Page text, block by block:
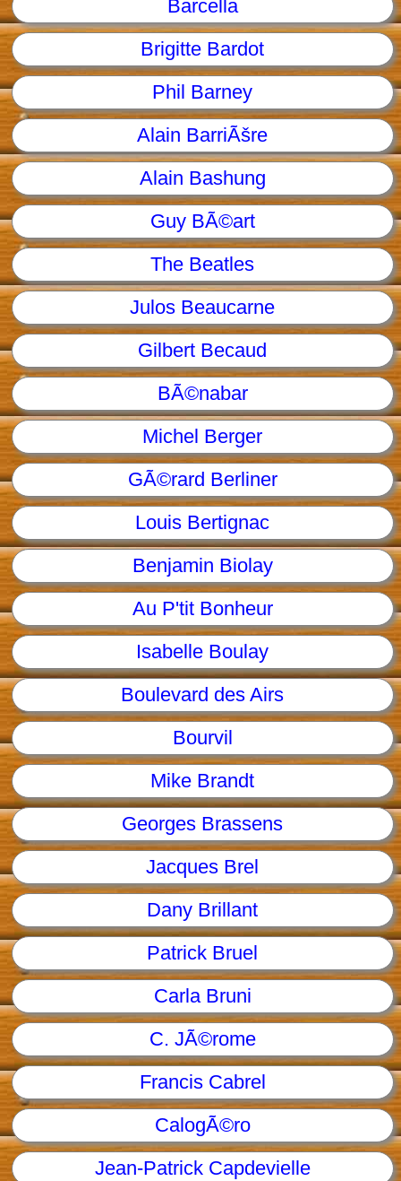
Barcella
Brigitte Bardot
Phil Barney
Alain BarriÃšre
Alain Bashung
Guy BÃ©art
The Beatles
Julos Beaucarne
Gilbert Becaud
BÃ©nabar
Michel Berger
GÃ©rard Berliner
Louis Bertignac
Benjamin Biolay
Au P'tit Bonheur
Isabelle Boulay
Boulevard des Airs
Bourvil
Mike Brandt
Georges Brassens
Jacques Brel
Dany Brillant
Patrick Bruel
Carla Bruni
C. JÃ©rome
Francis Cabrel
CalogÃ©ro
Jean-Patrick Capdevielle